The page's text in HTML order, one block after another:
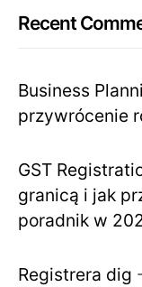
Recent
Business
przywrócenie
GST
granicą i jak
poradnik w
Registrera dig